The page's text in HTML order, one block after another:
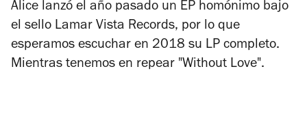
Alice lanzó el año pasado un EP homónimo bajo
el sello Lamar Vista Records, por lo que
esperamos escuchar en 2018 su LP completo.
Mientras tenemos en repear "Without Love".